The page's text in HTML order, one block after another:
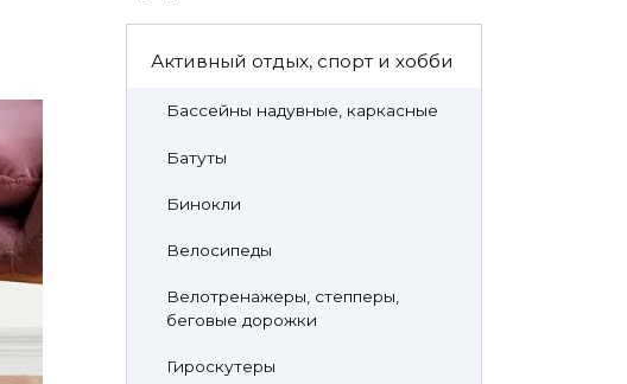
Активный отдых, спорт и хобби
Бассейны надувные, каркасные
Батуты
Бинокли
Велосипеды
Велотренажеры, степперы,
беговые дорожки
Гироскутеры